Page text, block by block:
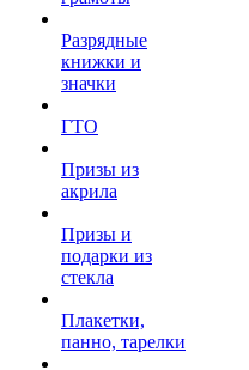
Разрядные
книжки и
значки
ГТО
Призы из
акрила
Призы и
подарки из
стекла
Плакетки,
панно, тарелки